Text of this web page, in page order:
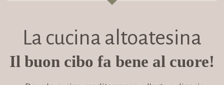
La cucina altoatesina
Il buon cibo fa bene al cuore!